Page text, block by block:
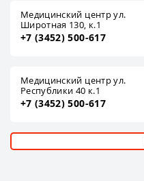
Медицинский центр ул.
Широтная 130, к.1
+7 (3452) 500-617
Медицинский центр ул.
Республики 40 к.1
+7 (3452) 500-617